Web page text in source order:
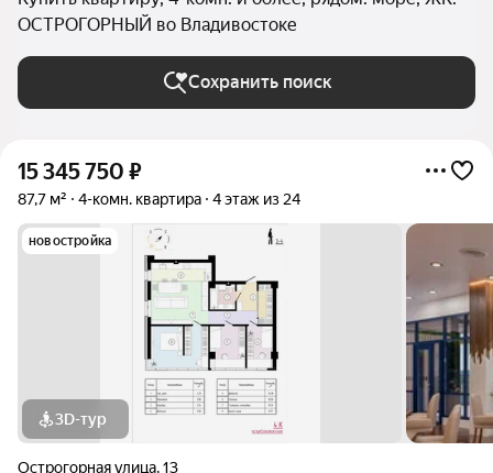
ОСТРОГОРНЫЙ во Владивостоке
Сохранить поиск
15 345 750 ₽
87,7 м² 4-комн. квартира 4 этаж из 24
новостройка
3D-тур
Острогорная улица,13